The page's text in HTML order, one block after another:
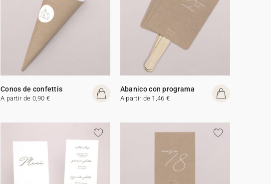
Conos de confettis
A partir de 0,90 €
Abanico con programa
A partir de 1,46 €